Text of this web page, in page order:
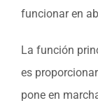
funcionar en
La función
es
pone en